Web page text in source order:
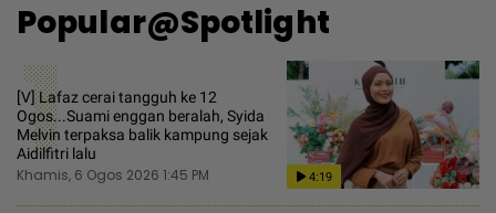
Popular@Spotlight
1
[V] Lafaz cerai tangguh ke 12
Ogos...Suami enggan beralah, Syida
Melvin terpaksa balik kampung sejak
Aidilfitri lalu
Khamis, 6 Ogos 2026 1:45 PM 4:19